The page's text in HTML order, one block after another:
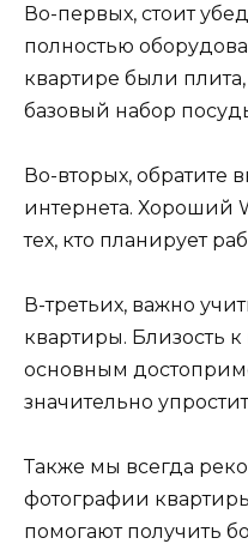
Во-первых, стоит
полностью
квартире были
базовый набор
Во-вторых, обратите
интернета. Хороший
тех, кто планирует
В-третьих, важно
квартиры. Близость
основным
значительно
Также мы всегда
фотографии
помогают получить